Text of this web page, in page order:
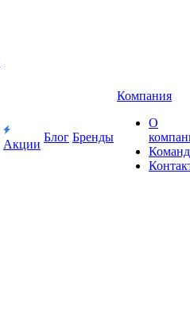
Акции
Блог Бренды
Компания
О